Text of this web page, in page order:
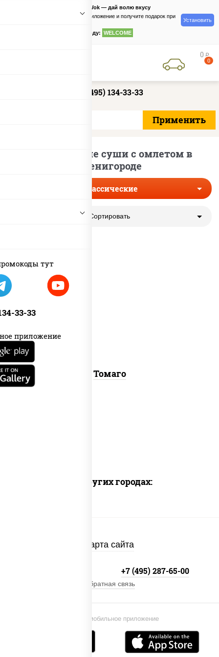
тут
33-33
приложение
PizzaSushiWok — дай волю вкусу
Скачайте приложение и получите подарок при
по промокоду: WELCOME
Установить
0 руб
0
+7 (495) 134-33-33
Классические суши с омлетом в
Звенигороде
Классические
Сортировать
соус "унаги", рис, нори, омлет,
Томаго
Доставка в других городах:
Карта сайта
Установи мобильное приложение
+7 (495) 287-65-00
Обратная связь